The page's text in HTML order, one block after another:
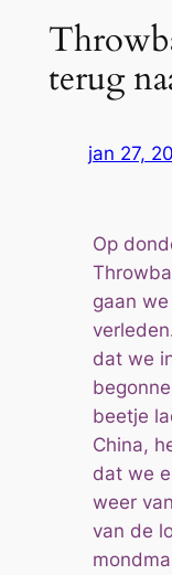
terug
jan 27,
Op
gaan
dat we
beetje
China,
dat we
weer
van de